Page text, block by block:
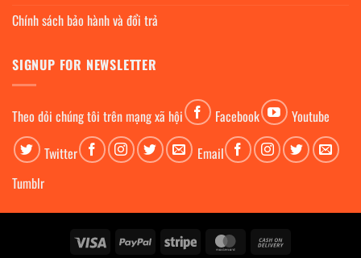
Chính sách bảo hành và đổi trả
SIGNUP FOR NEWSLETTER
Theo dỏi chúng tôi trên mạng xã hội Facebook
Youtube
Twitter
Email
Tumblr
Visa PayPal Stripe MasterCard